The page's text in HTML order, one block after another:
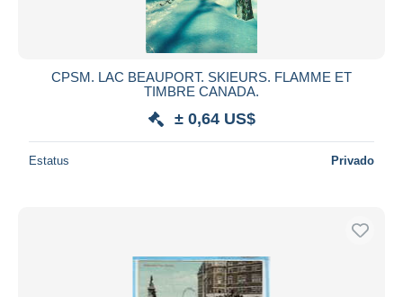
CPSM. LAC BEAUPORT. SKIEURS. FLAMME ET
TIMBRE CANADA.
± 0,64 US$
Estatus Privado